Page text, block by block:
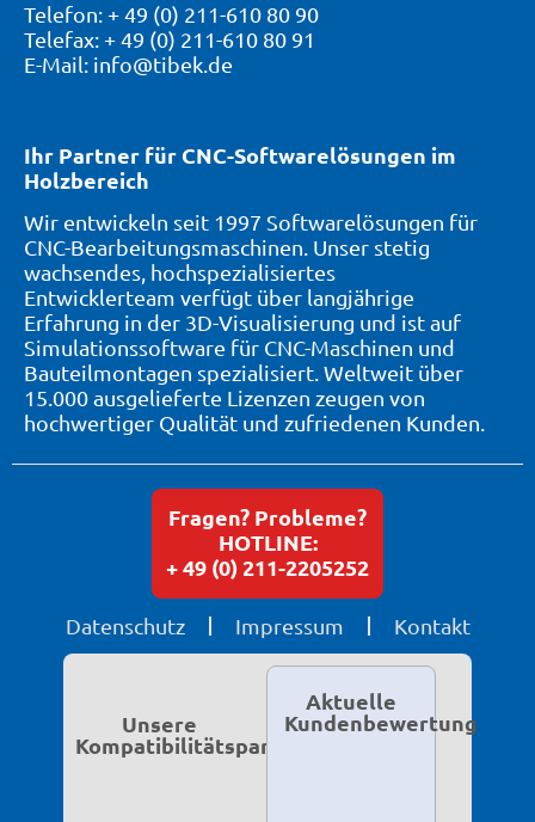
Ihr Partner für CNC-Softwarelösungen im
Holzbereich
Wir entwickeln seit 1997 Softwarelösungen für
CNC-Bearbeitungsmaschinen. Unser stetig
wachsendes, hochspezialisiertes
Entwicklerteam verfügt über langjährige
Erfahrung in der 3D-Visualisierung und ist auf
Simulationssoftware für CNC-Maschinen und
Bauteilmontagen spezialisiert. Weltweit über
15.000 ausgelieferte Lizenzen zeugen von
hochwertiger Qualität und zufriedenen Kunden.
Telefon: + 49 (0) 211-610 80 90
Telefax: + 49 (0) 211-610 80 91
E-Mail: info@tibek.de
Datenschutz Impressum Kontakt
Fragen? Probleme?
HOTLINE:
+ 49 (0) 211-2205252
Unsere
Kompatibilitätspartner
Aktuelle
Kundenbewertung